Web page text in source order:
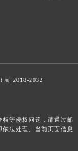
© 2018-2032
权等侵权问题，请通过邮
法处理。当前页面信息